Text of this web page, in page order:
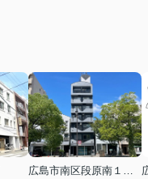
広島市南区段原南１丁目